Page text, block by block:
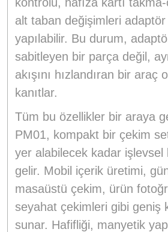
alt taban değişimleri adaptör
yapılabilir. Bu durum,
sabitleyen bir parça değil,
akışını hızlandıran bir araç
kanıtlar.
Tüm bu özellikler bir araya
PM01, kompakt bir çekim
yer alabilecek kadar işlevsel
gelir. Mobil içerik üretimi,
masaüstü çekim, ürün
seyahat çekimleri gibi geniş
sunar. Hafifliği, manyetik